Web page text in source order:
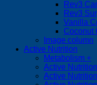
Rev3
Rev3
Vanilla
Coconut
Image column
Active Nutrition
Metabolism +
Active
Active